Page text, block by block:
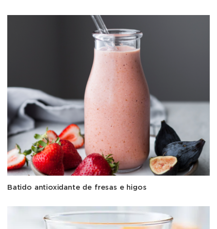
Batido antioxidante de fresas e higos